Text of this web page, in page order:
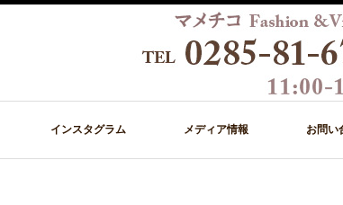
インスタグラム メディア情報 お問い